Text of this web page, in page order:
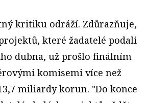
kritiku odráží. Zdůrazňuje,
které žadatelé podali
dubna, už prošlo finálním
komisemi více než
miliardy korun. "Do konce